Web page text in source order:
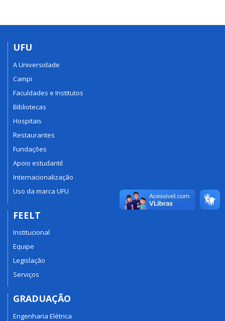
UFU
A Universidade
Campi
Faculdades e Institutos
Bibliotecas
Hospitais
Restaurantes
Fundações
Apoio estudantil
Internacionalização
Uso da marca UFU
FEELT
Institucional
Equipe
Legislação
Serviços
GRADUAÇÃO
Engenharia Elétrica